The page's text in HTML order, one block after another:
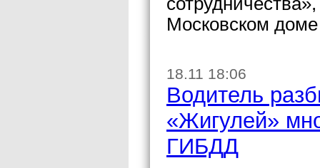
Московском
18.11 18:06
Водитель
«Жигулей»
ГИБДД